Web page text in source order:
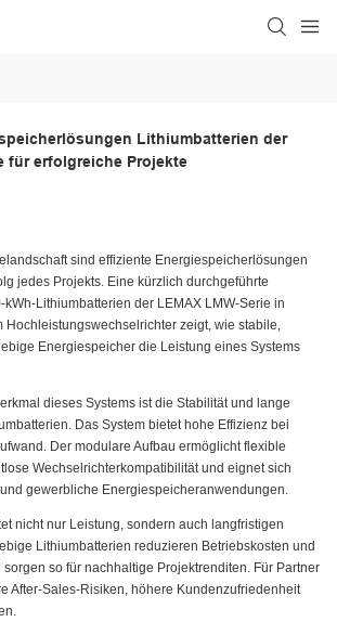
Lithiumbatterien der
für erfolgreiche Projekte
sind effiziente Energiespeicherlösungen
jedes Projekts. Eine kürzlich durchgeführte
kWh-Lithiumbatterien der LEMAX LMW-Serie in
Hochleistungswechselrichter zeigt, wie stabile,
Energiespeicher die Leistung eines Systems
dieses Systems ist die Stabilität und lange
Das System bietet hohe Effizienz bei
Der modulare Aufbau ermöglicht flexible
Wechselrichterkompatibilität und eignet sich
gewerbliche Energiespeicheranwendungen.
nicht nur Leistung, sondern auch langfristigen
Lithiumbatterien reduzieren Betriebskosten und
so für nachhaltige Projektrenditen. Für Partner
After-Sales-Risiken, höhere Kundenzufriedenheit